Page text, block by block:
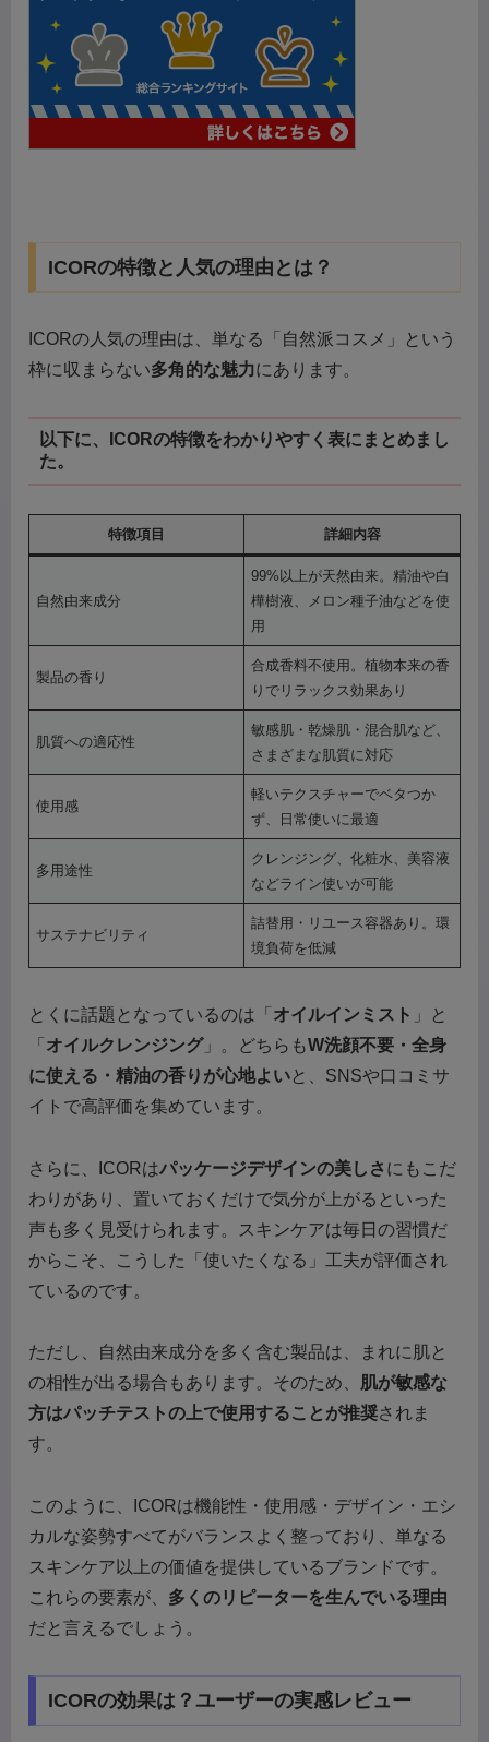
ICORの特徴と人気の理由とは？
ICORの人気の理由は、単なる「自然派コスメ」という
枠に収まらない多角的な魅力にあります。
以下に、ICORの特徴をわかりやすく表にまとめまし
た。
特徴項目 詳細内容
自然由来成分
99%以上が天然由来。精油や白
樺樹液、メロン種子油などを使
用
製品の香り
合成香料不使用。植物本来の香
りでリラックス効果あり
肌質への適応性
敏感肌・乾燥肌・混合肌など、
さまざまな肌質に対応
使用感
軽いテクスチャーでベタつか
ず、日常使いに最適
多用途性
クレンジング、化粧水、美容液
などライン使いが可能
サステナビリティ
詰替用・リユース容器あり。環
境負荷を低減
とくに話題となっているのは「 オイルインミスト 」と
「 オイルクレンジング」。どちらもW洗顔不要・全身
に使える・精油の香りが心地よいと、SNSや口コミサ
イトで高評価を集めています。
さらに、ICORはパッケージデザインの美しさにもこだ
わりがあり、置いておくだけで気分が上がるといった
声も多く見受けられます。スキンケアは毎日の習慣だ
からこそ、こうした「使いたくなる」工夫が評価され
ているのです。
ただし、自然由来成分を多く含む製品は、まれに肌と
の相性が出る場合もあります。そのため、 肌が敏感な
方はパッチテストの上で使用することが推奨されま
す。
このように、ICORは機能性・使用感・デザイン・エシ
カルな姿勢すべてがバランスよく整っており、単なる
スキンケア以上の価値を提供しているブランドです。
これらの要素が、 多くのリピーターを生んでいる理由
だと言えるでしょう。
ICORの効果は？ユーザーの実感レビュー